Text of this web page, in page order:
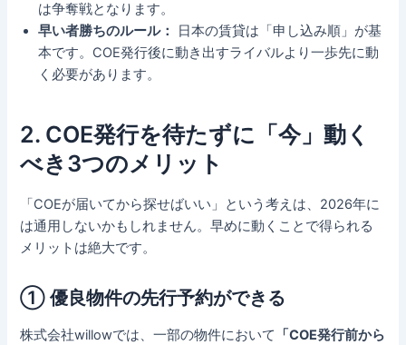
は争奪戦となります。
早い者勝ちのルール：
日本の賃貸は「申し込み順」が基
本です。COE発行後に動き出すライバルより一歩先に動
く必要があります。
2. COE発行を待たずに「今」動く
べき3つのメリット
「COEが届いてから探せばいい」という考えは、2026年に
は通用しないかもしれません。早めに動くことで得られる
メリットは絶大です。
① 優良物件の先行予約ができる
株式会社willowでは、一部の物件において
「COE発行前から